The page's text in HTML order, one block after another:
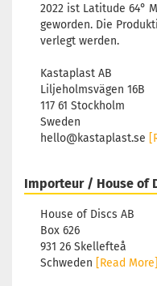
2022 ist Latitude 64°
geworden. Die
verlegt werden.
Kastaplast AB
Liljeholmsvägen 16B
117 61 Stockholm
Sweden
hello@kastaplast.se
Importeur / House of
House of Discs AB
Box 626
931 26 Skellefteå
Schweden [Read More]